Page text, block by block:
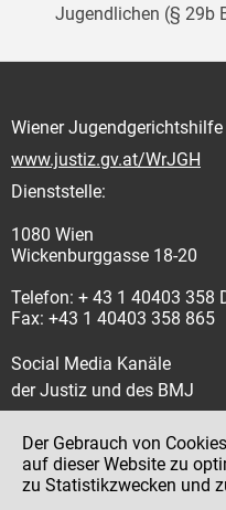
Jugendlichen (§ 29b
Wiener Jugendgerichtshilfe
www.justiz.gv.at/WrJGH
Dienststelle:
1080 Wien
Wickenburggasse 18-20
Telefon: + 43 1 40403 358
Fax: +43 1 40403 358 865
Social Media Kanäle
der Justiz und des BMJ
Impressum
Der Gebrauch von
auf dieser Website zu
zu Statistikzwecken und